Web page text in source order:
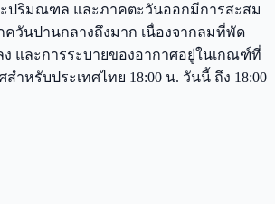
ปริมณฑล และภาคตะวันออกมีการสะสม
วันปานกลางถึงมาก เนื่องจากลมที่พัด
และการระบายของอากาศอยู่ในเกณฑ์ที่
ำหรับประเทศไทย 18:00 น. วันนี้ ถึง 18:00